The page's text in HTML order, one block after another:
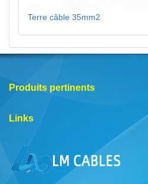
Terre câble 35mm2
Produits pertinents
Links